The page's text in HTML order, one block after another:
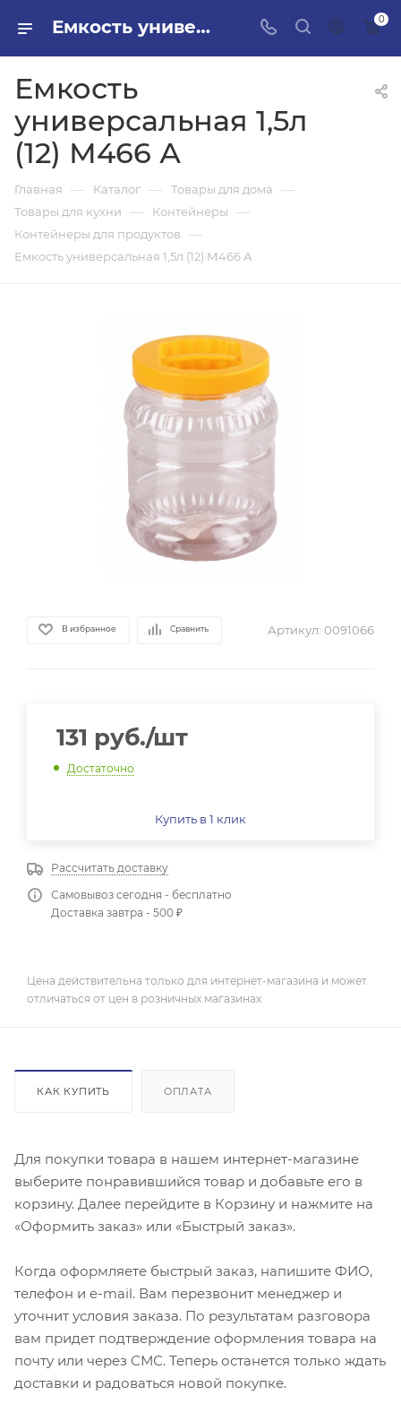
Емкость универсальная 1,5л (12) М466 А в ПИЛОН — купить стройматериалы в интернет-магазине ПИЛОН с доставкой оптом и в розницу 0
Емкость
универсальная 1,5л
(12) М466 А
Главная — Каталог — Товары для дома —
Товары для кухни — Контейнеры —
Контейнеры для продуктов —
Емкость универсальная 1,5л (12) М466 А
В избранное Сравнить Артикул: 0091066
131 руб./шт
Достаточно
Купить в 1 клик
Рассчитать доставку
Самовывоз сегодня - бесплатно
Доставка завтра - 500 ₽
Цена действительна только для интернет-магазина и может
отличаться от цен в розничных магазинах
КАК КУПИТЬ ОПЛАТА
Для покупки товара в нашем интернет-магазине
выберите понравившийся товар и добавьте его в
корзину. Далее перейдите в Корзину и нажмите на
«Оформить заказ» или «Быстрый заказ».
Когда оформляете быстрый заказ, напишите ФИО,
телефон и e-mail. Вам перезвонит менеджер и
уточнит условия заказа. По результатам разговора
вам придет подтверждение оформления товара на
почту или через СМС. Теперь останется только ждать
доставки и радоваться новой покупке.